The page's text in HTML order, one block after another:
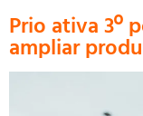
Prio ativa 3º
ampliar